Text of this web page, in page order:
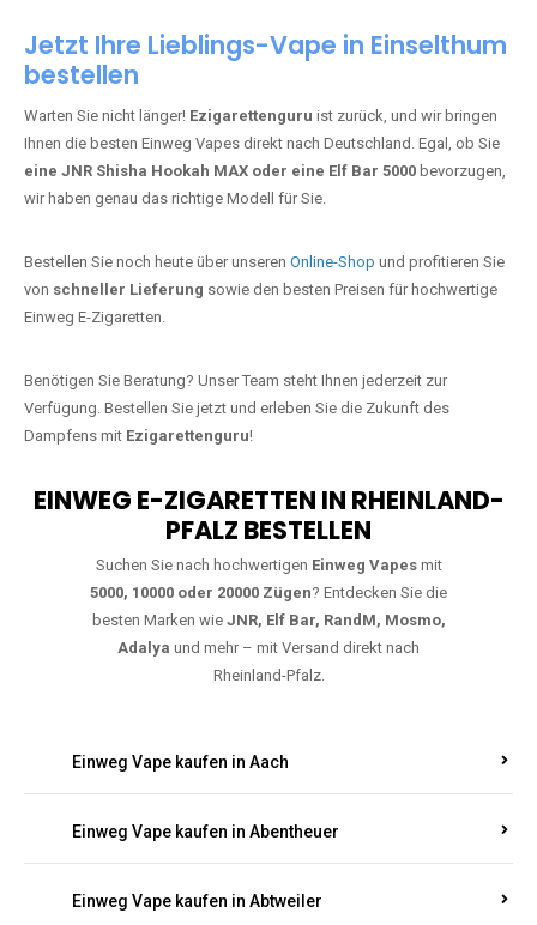
Jetzt Ihre Lieblings-Vape in Einselthum
bestellen
Warten Sie nicht länger! Ezigarettenguru ist zurück, und wir bringen
Ihnen die besten Einweg Vapes direkt nach Deutschland. Egal, ob Sie
eine JNR Shisha Hookah MAX oder eine Elf Bar 5000 bevorzugen,
wir haben genau das richtige Modell für Sie.
Bestellen Sie noch heute über unseren Online-Shop und profitieren Sie
von schneller Lieferung sowie den besten Preisen für hochwertige
Einweg E-Zigaretten.
Benötigen Sie Beratung? Unser Team steht Ihnen jederzeit zur
Verfügung. Bestellen Sie jetzt und erleben Sie die Zukunft des
Dampfens mit Ezigarettenguru!
EINWEG E-ZIGARETTEN IN RHEINLAND-
PFALZ BESTELLEN
Suchen Sie nach hochwertigen Einweg Vapesmit
5000, 10000 oder 20000 Zügen? Entdecken Sie die
besten Marken wie JNR, Elf Bar, RandM, Mosmo,
Adalya und mehr – mit Versand direkt nach
Rheinland-Pfalz.
Einweg Vape kaufen in Aach
Einweg Vape kaufen in Abentheuer
Einweg Vape kaufen in Abtweiler